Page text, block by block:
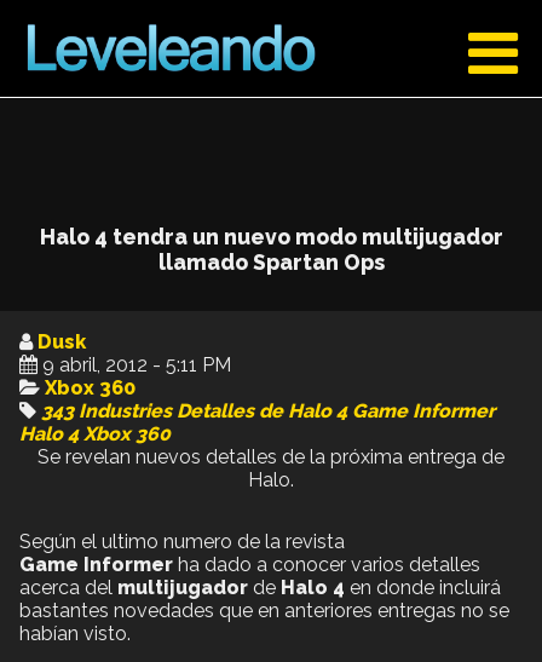
Halo 4 tendra un nuevo modo multijugador
llamado Spartan Ops
Dusk
9 abril, 2012 - 5:11 PM
Xbox 360
343 Industries Detalles de Halo 4 Game Informer
Halo 4 Xbox 360
Se revelan nuevos detalles de la próxima entrega de
Halo.
Según el ultimo numero de la revista
Game Informer ha dado a conocer varios detalles
acerca del multijugador de Halo 4 en donde incluirá
bastantes novedades que en anteriores entregas no se
habían visto.